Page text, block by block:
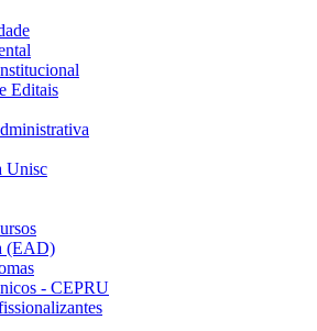
Editais
Unisc
(EAD)
- CEPRU